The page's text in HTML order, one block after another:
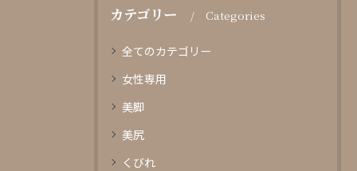
カテゴリー Categories
全てのカテゴリー
女性専用
美脚
美尻
くびれ